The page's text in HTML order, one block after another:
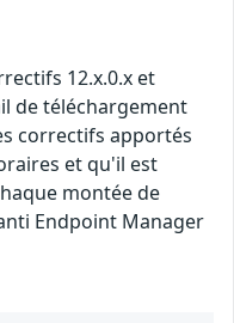
12.x.0.x et
de téléchargement
correctifs apportés
et qu'il est
montée de
Endpoint Manager